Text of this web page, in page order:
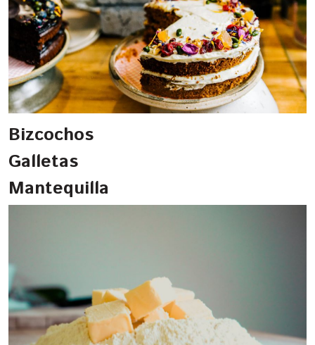
Bizcochos
Galletas
Mantequilla